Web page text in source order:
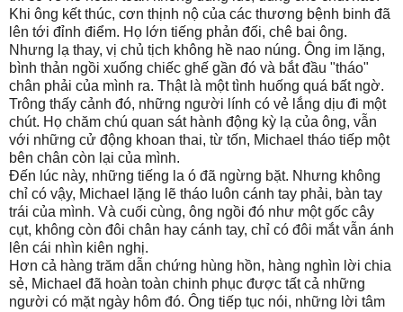
Khi ông kết thúc, cơn thịnh nộ của các thương bệnh binh đã
lên tới đỉnh điểm. Họ lớn tiếng phản đối, chê bai ông.
Nhưng lạ thay, vị chủ tịch không hề nao núng. Ông im lặng,
bình thản ngồi xuống chiếc ghế gần đó và bắt đầu "tháo"
chân phải của mình ra. Thật là một tình huống quá bất ngờ.
Trông thấy cảnh đó, những người lính có vẻ lắng dịu đi một
chút. Họ chăm chú quan sát hành động kỳ lạ của ông, vẫn
với những cử động khoan thai, từ tốn, Michael tháo tiếp một
bên chân còn lại của mình.
Đến lúc này, những tiếng la ó đã ngừng bặt. Nhưng không
chỉ có vậy, Michael lặng lẽ tháo luôn cánh tay phải, bàn tay
trái của mình. Và cuối cùng, ông ngồi đó như một gốc cây
cụt, không còn đôi chân hay cánh tay, chỉ có đôi mắt vẫn ánh
lên cái nhìn kiên nghị.
Hơn cả hàng trăm dẫn chứng hùng hồn, hàng nghìn lời chia
sẻ, Michael đã hoàn toàn chinh phục được tất cả những
người có mặt ngày hôm đó. Ông tiếp tục nói, những lời tâm